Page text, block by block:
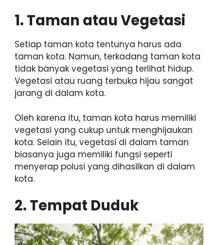
1. Taman atau Vegetasi
Setiap taman kota tentunya harus ada
taman kota. Namun, terkadang taman kota
tidak banyak vegetasi yang terlihat hidup.
Vegetasi atau ruang terbuka hijau sangat
jarang di dalam kota.
Oleh karena itu, taman kota harus memiliki
vegetasi yang cukup untuk menghijaukan
kota. Selain itu, vegetasi di dalam taman
biasanya juga memiliki fungsi seperti
menyerap polusi yang dihasilkan di dalam
kota.
2. Tempat Duduk